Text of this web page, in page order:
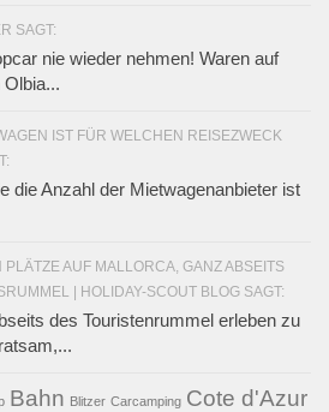
SAGT:
nie wieder nehmen! Waren auf
IST FÜR WELCHEN REISEZWECK
die Anzahl der Mietwagenanbieter ist
PLÄTZE AUF MALLORCA, GANZ ABSEITS
| HOLIDAY-SCOUT BLOG SAGT:
des Touristenrummel erleben zu
Bahn Blitzer Carcamping Cote d'Azur